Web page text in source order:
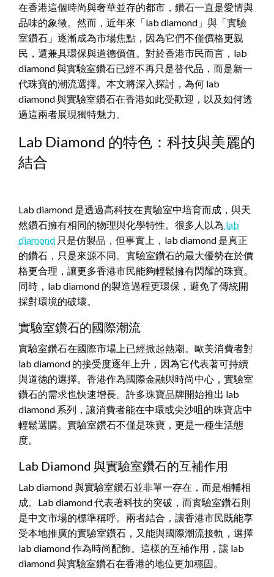
在香港這個時尚與奢華並存的都市，鑽石一直是愛情與
品味的象徵。然而，近年來「lab diamond」與「實驗
室鑽石」逐漸成為市場焦點，因為它們不僅價格更親
民，還兼具環保與道德價值。對於香港市民而言，lab
diamond 與實驗室鑽石已經不再只是替代品，而是新一
代珠寶的潮流選擇。本文將深入探討，為何 lab
diamond 與實驗室鑽石在香港如此受歡迎，以及如何透
過這兩者展現獨特魅力。
Lab Diamond 的特色：科技與美麗的
結合
Lab diamond 是透過高科技在實驗室中培育而成，與天
然鑽石擁有相同的物理與化學特性。很多人以為 lab
diamond 只是仿製品，但事實上，lab diamond 是真正
的鑽石，只是來源不同。實驗室鑽石的最大優勢在於價
格更合理，讓更多香港市民能夠輕鬆擁有閃耀的珠寶。
同時，lab diamond 的製造過程更環保，避免了傳統開
採對環境的破壞。
實驗室鑽石的國際潮流
實驗室鑽石在國際市場上已經掀起熱潮。歐美消費者對
lab diamond 的接受度逐年上升，因為它代表著可持續
與道德的選擇。香港作為國際金融與時尚中心，實驗室
鑽石的需求也快速增長。許多珠寶品牌開始推出 lab
diamond 系列，讓消費者能在中環或尖沙咀的珠寶店中
輕鬆選購。實驗室鑽石不僅是珠寶，更是一種生活態
度。
Lab Diamond 與實驗室鑽石的互補作用
Lab diamond 與實驗室鑽石並非單一存在，而是相輔相
成。Lab diamond 代表著科技的突破，而實驗室鑽石則
是中文市場的標準稱呼。兩者結合，讓香港市民既能享
受本地推廣的實驗室鑽石，又能與國際潮流接軌，選擇
lab diamond 作為時尚配飾。這樣的互補作用，讓 lab
diamond 與實驗室鑽石在香港的地位更加穩固。